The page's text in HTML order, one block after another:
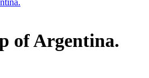
of Argentina.